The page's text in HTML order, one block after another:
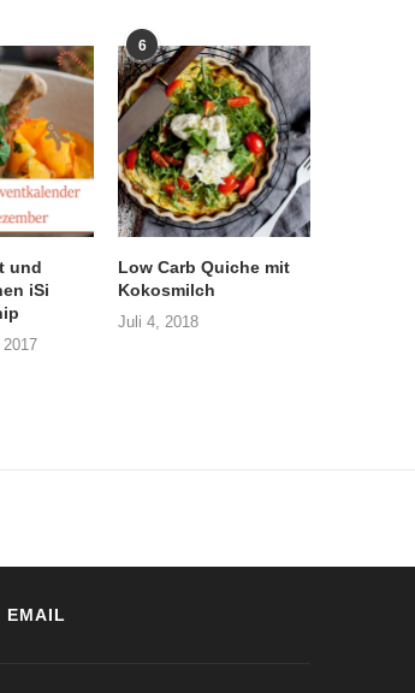
und
iSi
2017
6
Low Carb Quiche mit
Kokosmilch
Juli 4, 2018
EMAIL